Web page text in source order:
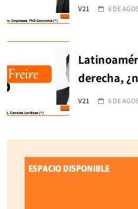
V21 6 DE
derecha,
V21 6 DE